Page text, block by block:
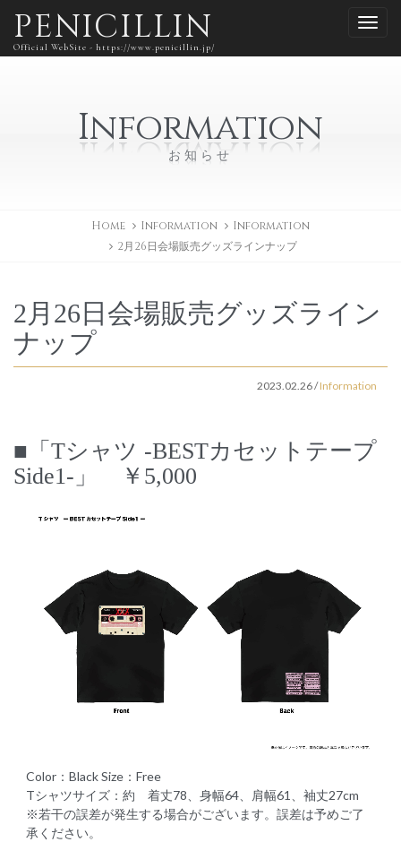
PENICILLIN
Official WebSite - https://www.penicillin.jp/
Information
お知らせ
Home Information
Information
2月26日会場販売グッズラインナップ
2月26日会場販売グッズライン
ナップ
2023.02.26/Information
■「Tシャツ -BESTカセットテープ
Side1-」 ￥5,000
Color：Black Size：Free
Tシャツサイズ：約 着丈78、身幅64、肩幅61、袖丈27cm
※若干の誤差が発生する場合がございます。誤差は予めご了
承ください。